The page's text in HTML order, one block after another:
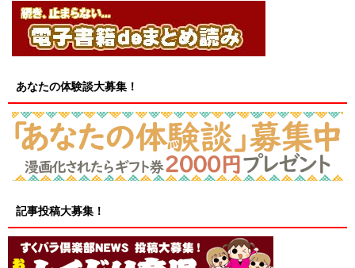
あなたの体験談大募集！
記事投稿大募集！